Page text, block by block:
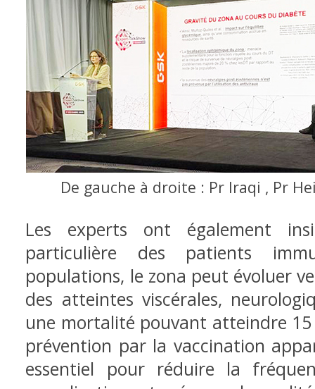
De gauche à droite : Pr Iraqi , Pr
Les experts ont également
particulière des patients
populations, le zona peut évoluer
des atteintes viscérales,
une mortalité pouvant atteindre 15
prévention par la vaccination
essentiel pour réduire la